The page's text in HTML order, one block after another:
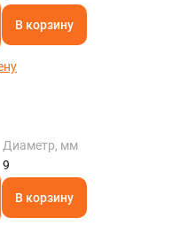
В корзину
Диаметр, мм
9
В корзину